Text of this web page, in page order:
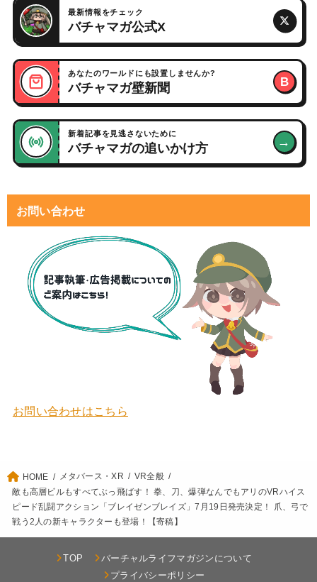
最新情報をチェック
バチャマガ公式X
あなたのワールドにも設置しませんか?
バチャマガ壁新聞 B
新着記事を見逃さないために
バチャマガの追いかけ方 →
お問い合わせ
お問い合わせはこちら
HOME メタバース・XR
VR全般
敵も高層ビルもすべてぶっ飛ばす！ 拳、刀、爆弾なんでもアリのVRハイス
ピード乱闘アクション「ブレイゼンブレイズ」7月19日発売決定！ 爪、弓で
戦う2人の新キャラクターも登場！【寄稿】
TOP
バーチャルライフマガジンについて
プライバシーポリシー